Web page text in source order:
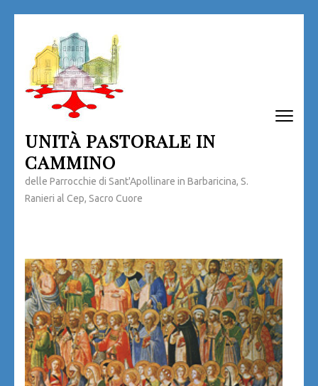
contenuto
(premi
invio)
UNITÀ PASTORALE IN
CAMMINO
delle Parrocchie di Sant'Apollinare in Barbaricina, S.
Ranieri al Cep, Sacro Cuore